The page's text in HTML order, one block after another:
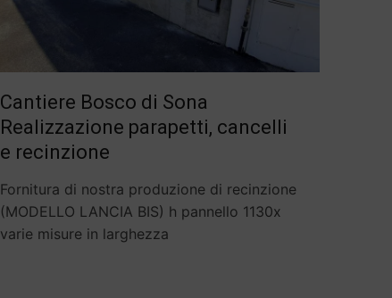
Cantiere Bosco di Sona
Realizzazione parapetti, cancelli
e recinzione
Fornitura di nostra produzione di recinzione
(MODELLO LANCIA BIS) h pannello 1130x
varie misure in larghezza